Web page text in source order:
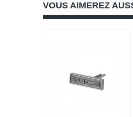
VOUS AIMEREZ